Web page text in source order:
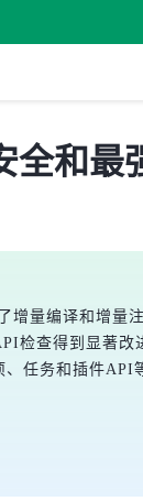
全和最
量编译和增量
检查得到显著
任务和插件